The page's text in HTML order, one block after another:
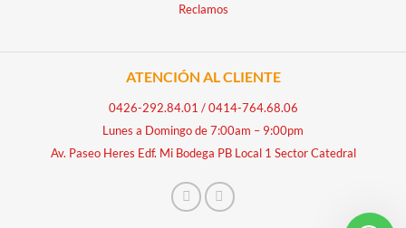
Reclamos
ATENCIÓN AL CLIENTE
0426-292.84.01 /0414-764.68.06
Lunes a Domingo de 7:00am – 9:00pm
Av. Paseo Heres Edf. Mi Bodega PB Local 1 Sector Catedral